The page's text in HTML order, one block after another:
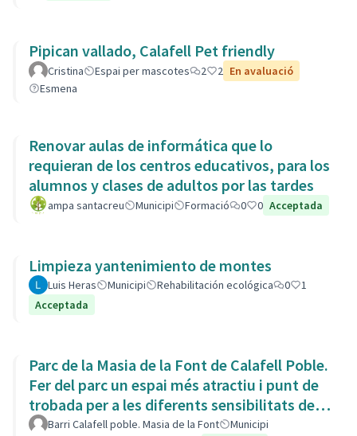
Pipican vallado, Calafell Pet friendly
Cristina Espai per mascotes 2 2 En avaluació
Esmena
Renovar aulas de informática que lo
requieran de los centros educativos, para los
alumnos y clases de adultos por las tardes
ampa santacreu Municipi Formació 0 0 Acceptada
Limpieza yantenimiento de montes
Luis Heras Municipi Rehabilitación ecológica 0
1
Acceptada
Parc de la Masia de la Font de Calafell Poble.
Fer del parc un espai més atractiu i punt de
trobada per a les diferents sensibilitats del
barri.Barri Calafell poble. Masia de la Font
Municipi